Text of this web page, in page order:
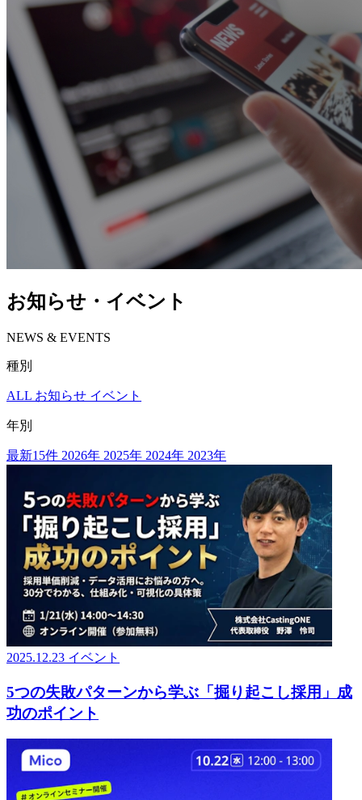
お知らせ・イベント
NEWS & EVENTS
種別
ALL お知らせ イベント
年別
最新15件 2026年 2025年 2024年 2023年
2025.12.23 イベント
5つの失敗パターンから学ぶ「掘り起こし採用」成
功のポイント